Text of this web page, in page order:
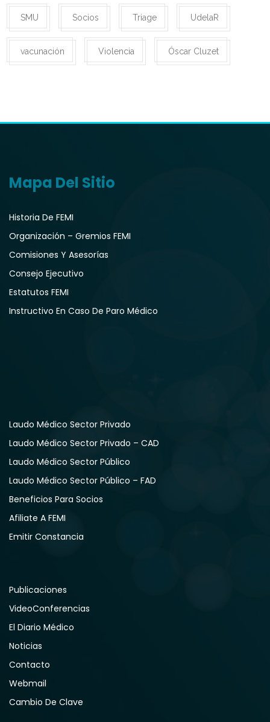
SMU Socios Triage UdelaR
vacunación Violencia Óscar Cluzet
Mapa Del Sitio
Historia De FEMI
Organización – Gremios FEMI
Comisiones Y Asesorías
Consejo Ejecutivo
Estatutos FEMI
Instructivo En Caso De Paro Médico
Laudo Médico Sector Privado
Laudo Médico Sector Privado – CAD
Laudo Médico Sector Público
Laudo Médico Sector Público – FAD
Beneficios Para Socios
Afiliate A FEMI
Emitir Constancia
Publicaciones
VideoConferencias
El Diario Médico
Noticias
Contacto
Webmail
Cambio De Clave